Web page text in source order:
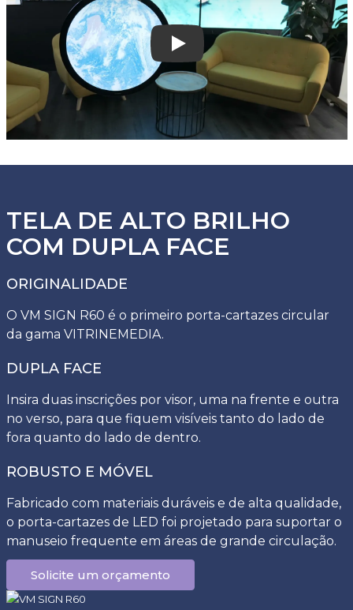
Play
TELA DE ALTO BRILHO
COM DUPLA FACE
ORIGINALIDADE
O VM SIGN R60 é o primeiro porta-cartazes circular
da gama VITRINEMEDIA.
DUPLA FACE
Insira duas inscrições por visor, uma na frente e outra
no verso, para que fiquem visíveis tanto do lado de
fora quanto do lado de dentro.
ROBUSTO E MÓVEL
Fabricado com materiais duráveis e de alta qualidade,
o porta-cartazes de LED foi projetado para suportar o
manuseio frequente em áreas de grande circulação.
Solicite um orçamento